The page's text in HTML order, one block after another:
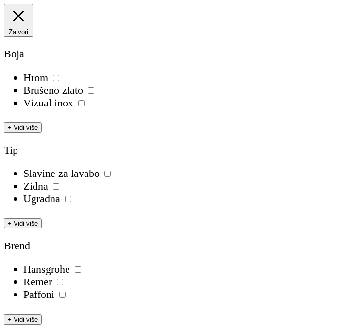
Zatvori
Boja
Hrom
Brušeno zlato
Vizual inox
+ Vidi više
Tip
Slavine za lavabo
Zidna
Ugradna
+ Vidi više
Brend
Hansgrohe
Remer
Paffoni
+ Vidi više